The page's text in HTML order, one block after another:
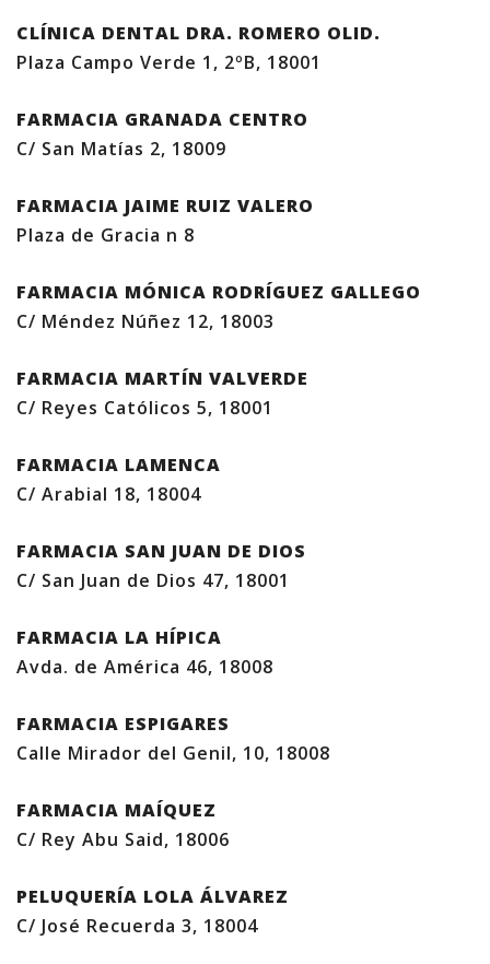
CLÍNICA DENTAL DRA. ROMERO OLID.
Plaza Campo Verde 1, 2ºB, 18001
FARMACIA GRANADA CENTRO
C/ San Matías 2, 18009
FARMACIA JAIME RUIZ VALERO
Plaza de Gracia n 8
FARMACIA MÓNICA RODRÍGUEZ GALLEGO
C/ Méndez Núñez 12, 18003
FARMACIA MARTÍN VALVERDE
C/ Reyes Católicos 5, 18001
FARMACIA LAMENCA
C/ Arabial 18, 18004
FARMACIA SAN JUAN DE DIOS
C/ San Juan de Dios 47, 18001
FARMACIA LA HÍPICA
Avda. de América 46, 18008
FARMACIA ESPIGARES
Calle Mirador del Genil, 10, 18008
FARMACIA MAÍQUEZ
C/ Rey Abu Said, 18006
PELUQUERÍA LOLA ÁLVAREZ
C/ José Recuerda 3, 18004